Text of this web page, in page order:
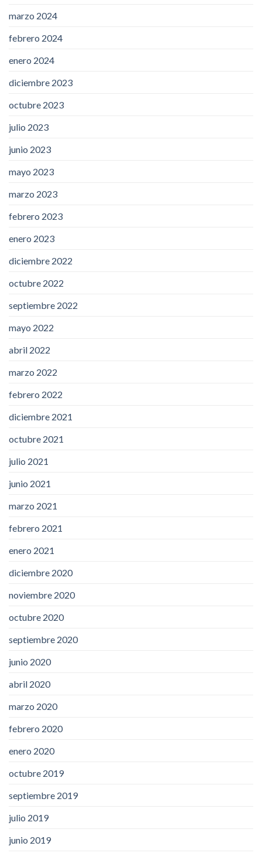
marzo 2024
febrero 2024
enero 2024
diciembre 2023
octubre 2023
julio 2023
junio 2023
mayo 2023
marzo 2023
febrero 2023
enero 2023
diciembre 2022
octubre 2022
septiembre 2022
mayo 2022
abril 2022
marzo 2022
febrero 2022
diciembre 2021
octubre 2021
julio 2021
junio 2021
marzo 2021
febrero 2021
enero 2021
diciembre 2020
noviembre 2020
octubre 2020
septiembre 2020
junio 2020
abril 2020
marzo 2020
febrero 2020
enero 2020
octubre 2019
septiembre 2019
julio 2019
junio 2019